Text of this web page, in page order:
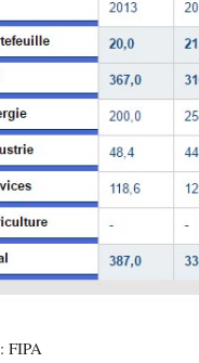
FIPA